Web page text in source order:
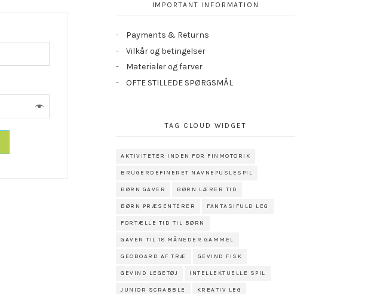
IMPORTANT INFORMATION
Payments & Returns
Vilkår og betingelser
Materialer og farver
OFTE STILLEDE SPØRGSMÅL
TAG CLOUD WIDGET
AKTIVITETER INDEN FOR FINMOTORIK
BRUGERDEFINERET NAVNEPUSLESPIL
BØRN GAVER BØRN LÆRER TID
BØRN PRÆSENTERER FANTASIFULD LEG
FORTÆLLE TID TIL BØRN
GAVER TIL 18 MÅNEDER GAMMEL
GEOBOARD AF TRÆ GEVIND FISK
GEVIND LEGETØJ INTELLEKTUELLE SPIL
JUNIOR SCRABBLE KREATIV LEG